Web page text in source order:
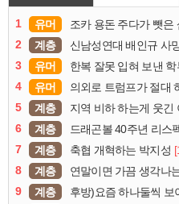
1 유머 조카 용돈 주다가 뺏은
2
계층 신남성연대 배인규 사
3
유머 한복 잘못 입혀 보낸 학
4
유머 의외로 트럼프가 절대
5
계층 지역 비하 하는게 웃긴
6
계층 드래곤볼 40주년 리스
7
계층 축협 개혁하는 박지성
8
계층 연말이면 가끔 생각나
9
계층 후방)요즘 하나둘씩 보